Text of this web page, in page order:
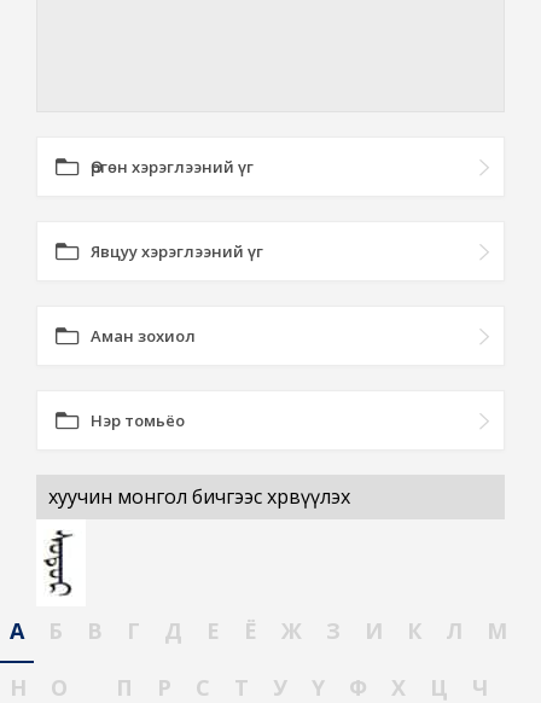
Өргөн хэрэглээний үг
Явцуу хэрэглээний үг
Аман зохиол
Нэр томьёо
хуучин монгол бичгээс хөрвүүлэх
А Б В Г Д Е Ё Ж З И К Л
М
Н
О П Р С Т У Ү Ф Х Ц
Ч